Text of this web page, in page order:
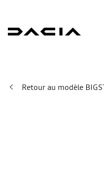
Retour au modèle